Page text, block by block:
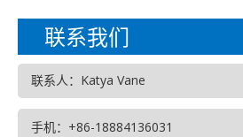
联系我们
联系人：Katya Vane
手机：+86-18884136031